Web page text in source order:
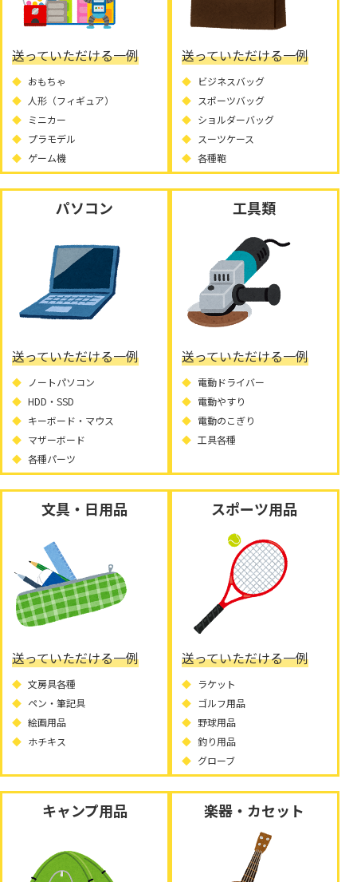
送っていただける一例
おもちゃ
人形（フィギュア）
ミニカー
プラモデル
ゲーム機
送っていただける一例
ビジネスバッグ
スポーツバッグ
ショルダーバッグ
スーツケース
各種鞄
パソコン
送っていただける一例
ノートパソコン
HDD・SSD
キーボード・マウス
マザーボード
各種パーツ
工具類
送っていただける一例
電動ドライバー
電動やすり
電動のこぎり
工具各種
文具・日用品
送っていただける一例
文房具各種
ペン・筆記具
絵画用品
ホチキス
スポーツ用品
送っていただける一例
ラケット
ゴルフ用品
野球用品
釣り用品
グローブ
キャンプ用品 楽器・カセット